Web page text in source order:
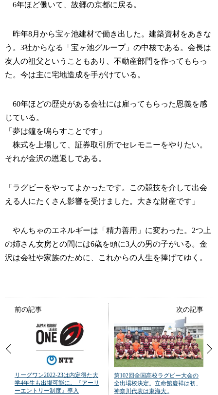
6年ほど働いて、故郷の京都に戻る。
昨年8月から宝ヶ池建材で働き出した。建築資材をあきな
う。3社からなる「宝ヶ池グループ」の中核である。会長は
友人の祖父ということもあり、不動産部門を作ってもらっ
た。今は主に宅地造成を手がけている。
60年ほどの歴史がある会社には雇ってもらった恩義を感
じている。
「夢は鐘を鳴らすことです」
株式を上場して、証券取引所でセレモニーをやりたい。
それが金沢の恩返しである。
「ラグビーをやってよかったです。この競技を介して出会
える人にたくさん影響を受けました。大きな財産です」
やんちゃのエネルギーは「精力善用」に変わった。2つ上
の姉さん女房との間には6歳を頭に3人の男の子がいる。金
沢は会社や家族のために、これからの人生を捧げてゆく。
前の記事
リーグワン2022-23は内定得た大
学4年生も出場可能に。『アーリ
ーエントリー制度』導入
次の記事
第102回全国高校ラグビー大会の
全出場校決定。立命館慶祥は初、
神奈川代表は東海大..